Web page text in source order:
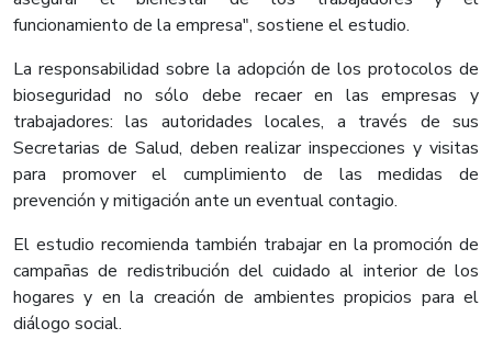
funcionamiento de la empresa", sostiene el estudio.
La responsabilidad sobre la adopción de los protocolos de
bioseguridad no sólo debe recaer en las empresas y
trabajadores: las autoridades locales, a través de sus
Secretarias de Salud, deben realizar inspecciones y visitas
para promover el cumplimiento de las medidas de
prevención y mitigación ante un eventual contagio.
El estudio recomienda también trabajar en la promoción de
campañas de redistribución del cuidado al interior de los
hogares y en la creación de ambientes propicios para el
diálogo social.